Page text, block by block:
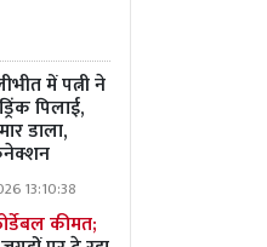
में पत्नी ने
पिलाई,
डाला,
13:10:38
कीमत;